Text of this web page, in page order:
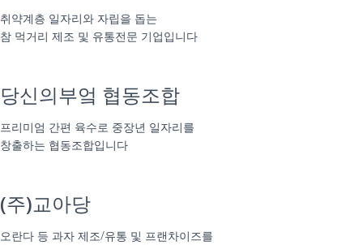
취약계층 일자리와 자립을 돕는
참 먹거리 제조 및 유통전문 기업입니다
당신의부엌 협동조합
프리미엄 간편 육수로 중장년 일자리를
창출하는 협동조합입니다
(주)교아당
오란다 등 과자 제조/유통 및 프랜차이즈를